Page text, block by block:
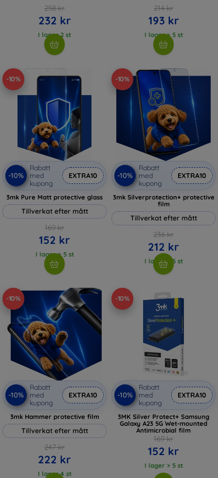
258 kr
232 kr
I lager 2 st
214 kr
193 kr
I lager > 5 st
-10%
-10%
Rabatt
med
kupong
EXTRA10
3mk Pure Matt protective glass
Tillverkat efter mått
169 kr
152 kr
I lager > 5 st
-10%
-10%
Rabatt
med
kupong
EXTRA10
3mk Silverprotection+ protective
film
Tillverkat efter mått
236 kr
212 kr
I lager > 5 st
-10%
-10%
Rabatt
med
kupong
EXTRA10
3mk Hammer protective film
Tillverkat efter mått
247 kr
222 kr
I lager 4 st
-10%
-10%
Rabatt
med
kupong
EXTRA10
3MK Silver Protect+ Samsung
Galaxy A23 5G Wet-mounted
Antimicrobial film
169 kr
152 kr
I lager > 5 st